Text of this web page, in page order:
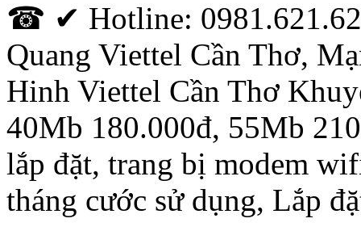
☎ ✔ Hotline:
Quang Viettel Cần Thơ,
Hinh Viettel Cần Thơ
40Mb 180.000đ, 55Mb
lắp đặt, trang bị modem
tháng cước sử dụng, Lắp